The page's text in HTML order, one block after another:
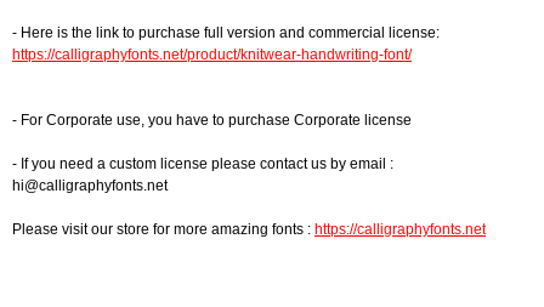
- Here is the link to purchase full version and commercial license:
https://calligraphyfonts.net/product/knitwear-handwriting-font/
- For Corporate use, you have to purchase Corporate license
- If you need a custom license please contact us by email :
hi@calligraphyfonts.net
Please visit our store for more amazing fonts : https://calligraphyfonts.net